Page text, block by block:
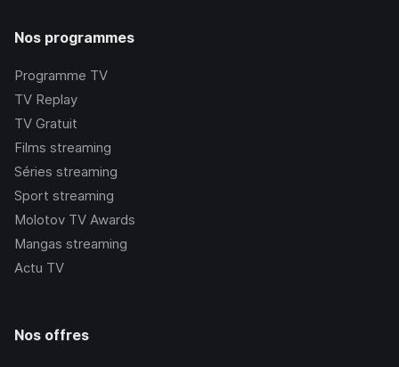
Nos programmes
Programme TV
TV Replay
TV Gratuit
Films streaming
Séries streaming
Sport streaming
Molotov TV Awards
Mangas streaming
Actu TV
Nos offres